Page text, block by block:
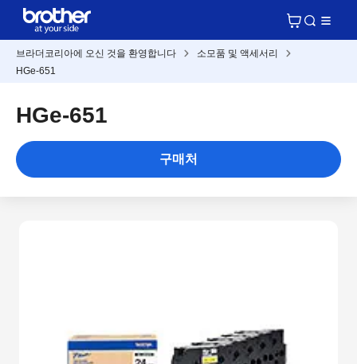
브라더코리아에 오신 것을 환영합니다
소모품 및 액세서리
HGe-651
HGe-651
구매처